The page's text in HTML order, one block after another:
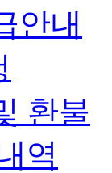
안내
환불
역